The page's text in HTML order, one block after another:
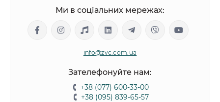
Ми в соціальних мережах:
info@zvc.com.ua
Зателефонуйте нам:
+38 (077) 600-33-00
+38 (095) 839-65-57